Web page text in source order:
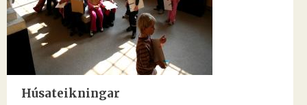
Húsateikningar